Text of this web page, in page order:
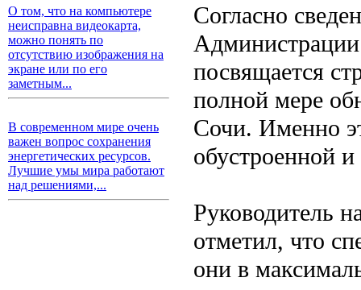
О том, что на компьютере
неисправна видеокарта,
можно понять по
отсутствию изображения на
экране или по его
заметным...
В современном мире очень
важен вопрос сохранения
энергетических ресурсов.
Лучшие умы мира работают
над решениями,...
Согласно
Администрации
посвящается
полной мере
Сочи. Именно
обустроенной
Руководитель
отметил, что
они в